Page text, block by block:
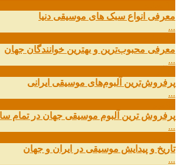
معرفی انواع سبک های موسیقی دنیا
...
معرفی محبوب‌ترین و بهترین خوانندگان جهان
...
پرفروش‌ترین آلبوم‌های موسیقی ایرانی
...
پرفروش ترین آلبوم موسیقی جهان در تمام
...
تاریخ و پیدایش موسیقی در ایران و جهان
...